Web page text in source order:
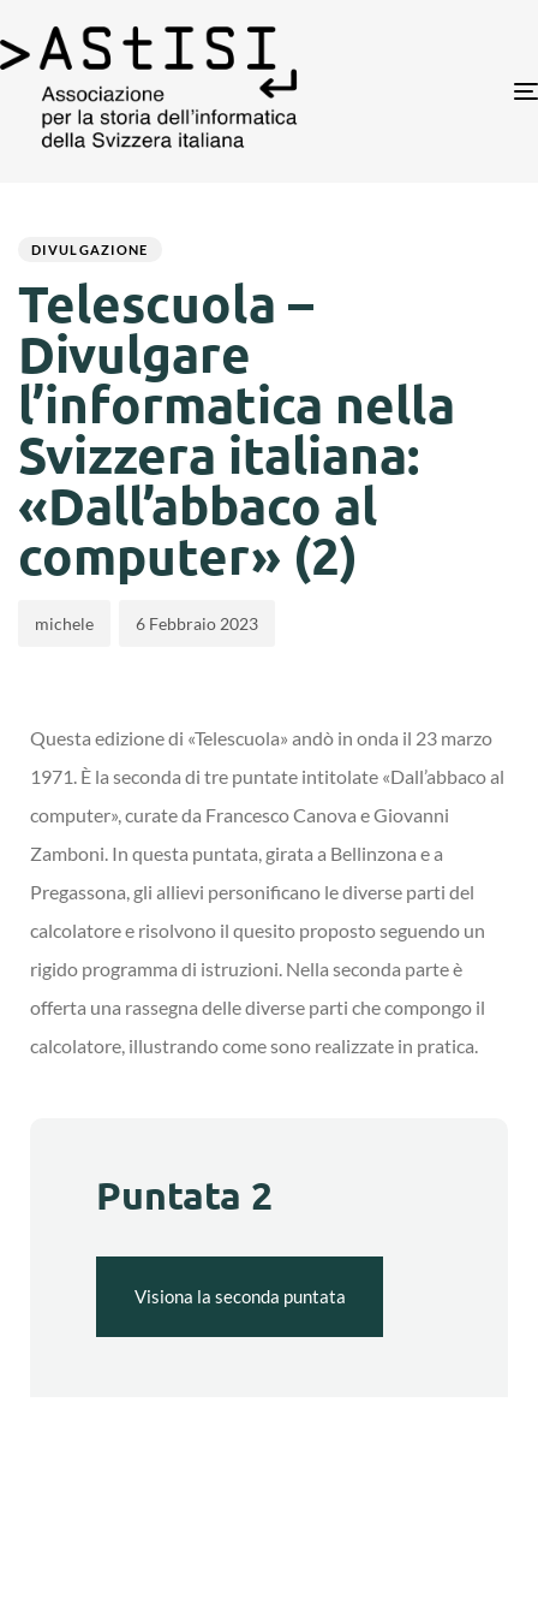
DIVULGAZIONE
Telescuola –
Divulgare
l’informatica nella
Svizzera italiana:
«Dall’abbaco al
computer» (2)
michele 6 Febbraio 2023
Questa edizione di «Telescuola» andò in onda il 23 marzo
1971. È la seconda di tre puntate intitolate «Dall’abbaco al
computer», curate da Francesco Canova e Giovanni
Zamboni. In questa puntata, girata a Bellinzona e a
Pregassona, gli allievi personificano le diverse parti del
calcolatore e risolvono il quesito proposto seguendo un
rigido programma di istruzioni. Nella seconda parte è
offerta una rassegna delle diverse parti che compongo il
calcolatore, illustrando come sono realizzate in pratica.
Puntata 2
Visiona la seconda puntata